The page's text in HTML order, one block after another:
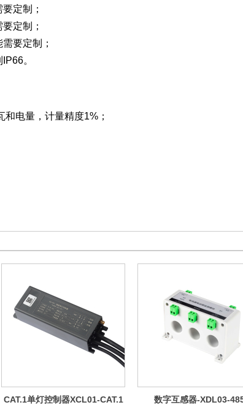
定制；
定制；
要定制；
。
电量，计量精度1%；
CAT.1单灯控制器XCL01-CAT.1 数字互感器-XDL03-